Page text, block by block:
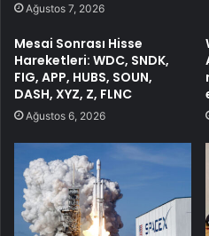
Ağustos 7, 2026
Mesai Sonrası Hisse
Hareketleri: WDC, SNDK,
FIG, APP, HUBS, SOUN,
DASH, XYZ, Z, FLNC
Ağustos 6, 2026